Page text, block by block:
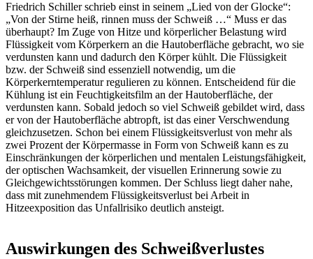
Friedrich Schiller schrieb einst in seinem „Lied von der Glocke“:
„Von der Stirne heiß, rinnen muss der Schweiß …“ Muss er das
überhaupt? Im Zuge von Hitze und körperlicher Belastung wird
Flüssigkeit vom Körperkern an die Hautoberfläche gebracht, wo sie
verdunsten kann und dadurch den Körper kühlt. Die Flüssigkeit
bzw. der Schweiß sind essenziell notwendig, um die
Körperkerntemperatur regulieren zu können. Entscheidend für die
Kühlung ist ein Feuchtigkeitsfilm an der Hautoberfläche, der
verdunsten kann. Sobald jedoch so viel Schweiß gebildet wird, dass
er von der Hautoberfläche abtropft, ist das einer Verschwendung
gleichzusetzen. Schon bei einem Flüssigkeitsverlust von mehr als
zwei Prozent der Körpermasse in Form von Schweiß kann es zu
Einschränkungen der körperlichen und mentalen Leistungsfähigkeit,
der optischen Wachsamkeit, der visuellen Erinnerung sowie zu
Gleichgewichtsstörungen kommen. Der Schluss liegt daher nahe,
dass mit zunehmendem Flüssigkeitsverlust bei Arbeit in
Hitzeexposition das Unfallrisiko deutlich ansteigt.
Auswirkungen des Schweißverlustes